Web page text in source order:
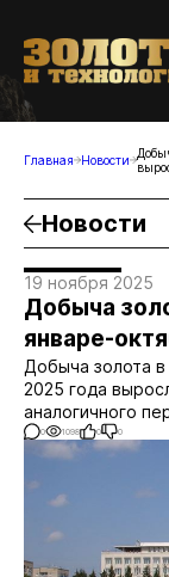
Главная Новости
Новости
19 ноября 2025
Добыча
январе-
Добыча золота
2025 года
аналогичного
0 1098 0 0